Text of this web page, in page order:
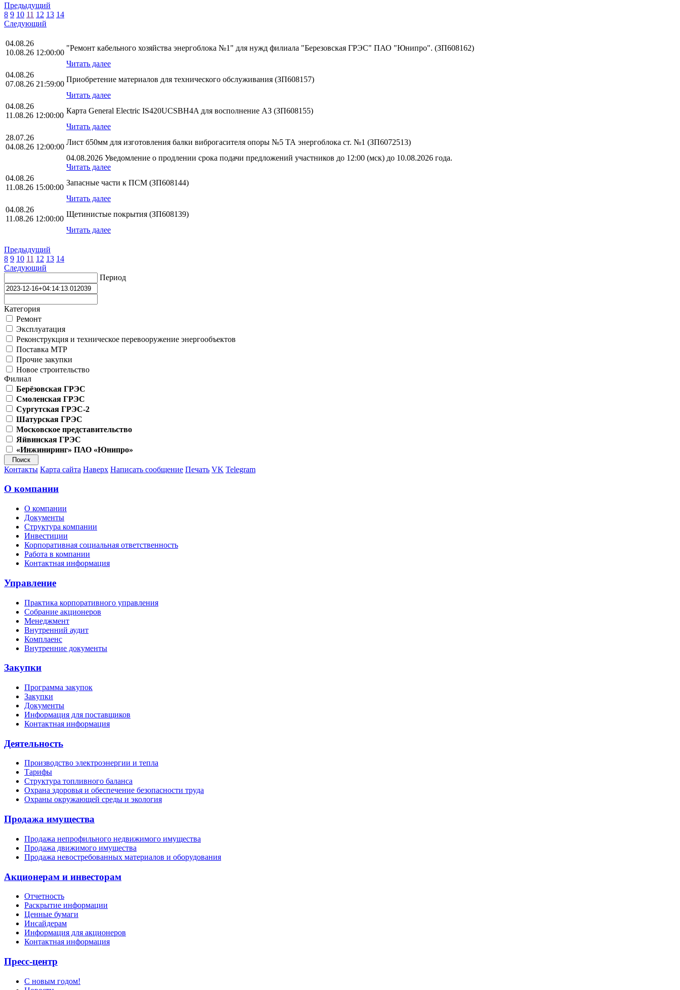
Предыдущий
8 9 10 11 12 13 14
Следующий
04.08.26
10.08.26 12:00:00
"Ремонт кабельного хозяйства энергоблока №1" для нужд филиала "Березовская ГРЭС" ПАО "Юнипро". (ЗП608162)
Читать далее
04.08.26
07.08.26 21:59:00
Приобретение материалов для технического обслуживания (ЗП608157)
Читать далее
04.08.26
11.08.26 12:00:00
Карта General Electric IS420UCSBH4A для восполнение АЗ (ЗП608155)
Читать далее
28.07.26
04.08.26 12:00:00
Лист б50мм для изготовления балки виброгасителя опоры №5 ТА энергоблока ст. №1 (ЗП6072513)
04.08.2026 Уведомление о продлении срока подачи предложений участников до 12:00 (мск) до 10.08.2026 года.
Читать далее
04.08.26
11.08.26 15:00:00
Запасные части к ПСМ (ЗП608144)
Читать далее
04.08.26
11.08.26 12:00:00
Щетинистые покрытия (ЗП608139)
Читать далее
Предыдущий
8 9 10 11 12 13 14
Следующий
Период
Категория
Ремонт
Эксплуатация
Реконструкция и техническое перевооружение энергообъектов
Поставка МТР
Прочие закупки
Новое строительство
Филиал
Берёзовская ГРЭС
Смоленская ГРЭС
Сургутская ГРЭС-2
Шатурская ГРЭС
Московское представительство
Яйвинская ГРЭС
«Инжиниринг» ПАО «Юнипро»
Контакты Карта сайта Наверх Написать сообщение Печать VK Telegram
О компании
О компании
Документы
Структура компании
Инвестиции
Корпоративная социальная ответственность
Работа в компании
Контактная информация
Управление
Практика корпоративного управления
Собрание акционеров
Менеджмент
Внутренний аудит
Комплаенс
Внутренние документы
Закупки
Программа закупок
Закупки
Документы
Информация для поставщиков
Контактная информация
Деятельность
Производство электроэнергии и тепла
Тарифы
Структура топливного баланса
Охрана здоровья и обеспечение безопасности труда
Охраны окружающей среды и экология
Продажа имущества
Продажа непрофильного недвижимого имущества
Продажа движимого имущества
Продажа невостребованных материалов и оборудования
Акционерам и инвесторам
Отчетность
Раскрытие информации
Ценные бумаги
Инсайдерам
Информация для акционеров
Контактная информация
Пресс-центр
С новым годом!